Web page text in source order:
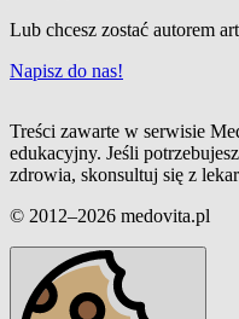
Lub chcesz zostać autorem
Napisz do nas!
Treści zawarte w serwisie
edukacyjny. Jeśli
zdrowia, skonsultuj się z
© 2012–2026 medovita.pl